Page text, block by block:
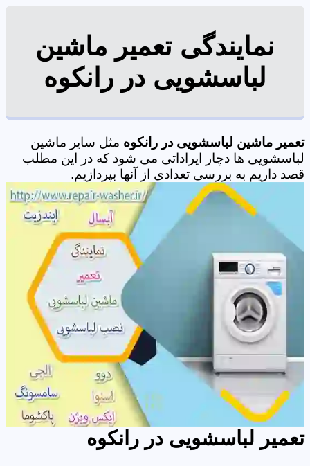
نمایندگی تعمیر ماشین
لباسشویی در رانکوه
تعمیر ماشین لباسشویی در رانکوه مثل سایر ماشین
لباسشویی ها دچار ایراداتی می شود که در این مطلب
قصد داریم به بررسی تعدادی از آنها بپردازیم.
تعمیر لباسشویی در رانکوه